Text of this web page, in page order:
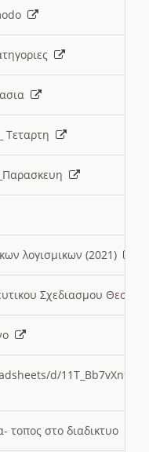
Τεταρτη
λογισμικων (2021)
Σχεδιασμου
d/
τοπος στο διαδικτυο